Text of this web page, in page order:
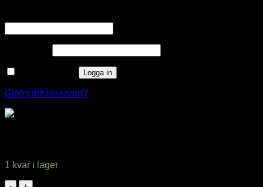
Logga in
Glömt ditt lösenord?
1 kvar i lager
TRÅDLÖS